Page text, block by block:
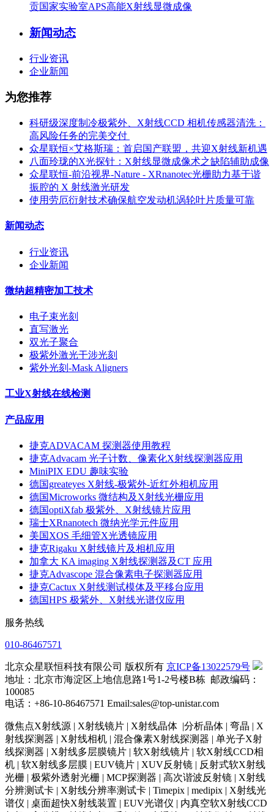
贡国家实验室APS高能X射线显微成像
新闻动态
行业资讯
企业新闻
为您推荐
科研级深度制冷极紫外、X射线CCD 相机传感器清洗：
高风险任务的完美交付 ​
众星联恒×艾格斯瑞：首启国产联盟，共迎X射线新机遇
八面玲珑的X光探针：X射线显微成像术之缺陷辅助成像
众星联恒-前沿视界-Nature - XRnanotec光栅助力基于谐
振腔的 X 射线激光研发
使用劳厄衍射技术确保航空发动机涡轮叶片质量可靠
新闻动态
行业资讯
企业新闻
微纳超精密加工技术
电子束光刻
直写激光
双光子聚合
极紫外激光干涉光刻
紫外光刻-Mask Aligners
工业X射线在线检测
产品应用
捷克ADVACAM 探测器使用教程
捷克Advacam 光子计数、像素化X射线探测器应用
MiniPIX EDU 趣味实验
德国greateyes X射线-极紫外-近红外相机应用
德国Microworks 微结构及X射线光栅应用
德国optiXfab 极紫外、X射线镜片应用
瑞士XRnanotech 微纳光学元件应用
美国XOS 毛细管X光透镜应用
捷克Rigaku X射线镜片及相机应用
加拿大 KA imaging X射线探测器及CT 应用
捷克Advascope 混合像素电子探测器应用
捷克Cactux X射线测试模体及平移台应用
德国HPS 极紫外、X射线光谱仪应用
服务热线
010-86467571
北京众星联恒科技有限公司 版权所有 京ICP备13022579号
地址：北京市海淀区上地信息路1号1-2号楼B栋 邮政编码：
100085
电话：+86-10-86467571 Email:sales@top-unistar.com
微焦点X射线源 | X射线镜片 | X射线晶体 |分析晶体 | 弯晶 | X
射线探测器 | X射线相机 | 混合像素X射线探测器 | 单光子X射
线探测器 | X射线多层膜镜片 | 软X射线镜片 | 软X射线CCD相
机 | 软X射线多层膜 | EUV镜片 | XUV反射镜 | 反射式软X射线
光栅 | 极紫外透射光栅 | MCP探测器 | 高次谐波反射镜 | X射线
分辨测试卡 | X射线分辨率测试卡 | Timepix | medipix | X射线光
谱仪 | 桌面超快X射线装置 | EUV光谱仪 | 内真空软X射线CCD